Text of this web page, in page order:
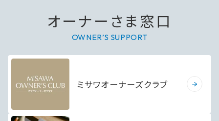
オーナーさま窓口
OWNER’S SUPPORT
ミサワオーナーズクラブ